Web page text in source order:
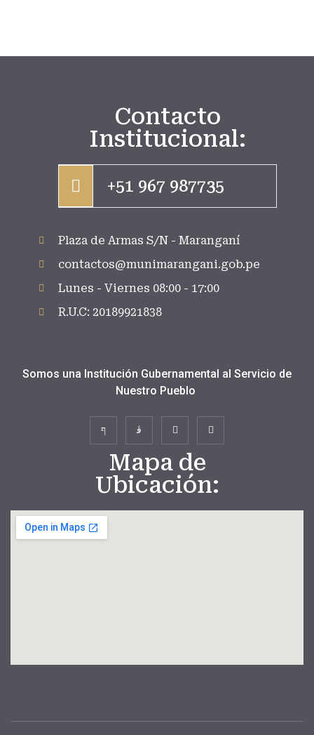
Contacto
Institucional:
+51 967 987735
Plaza de Armas S/N - Maranganí
contactos@munimarangani.gob.pe
Lunes - Viernes 08:00 - 17:00
R.U.C: 20189921838
Somos una Institución Gubernamental al Servicio de
Nuestro Pueblo
Mapa de
Ubicación: